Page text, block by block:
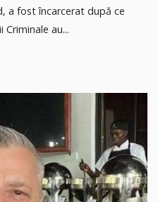
a fost încarcerat după ce
au...